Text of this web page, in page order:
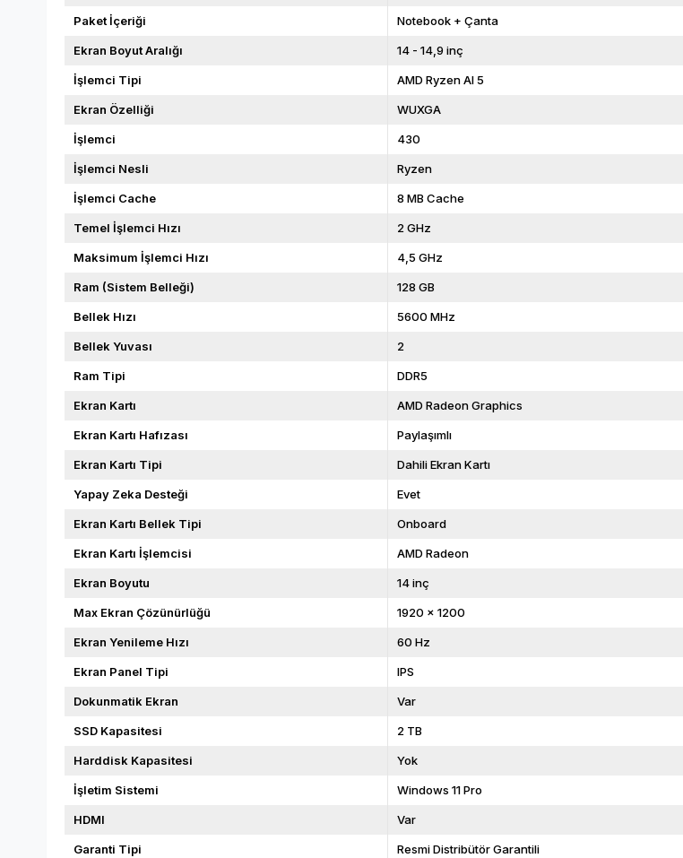
Paket İçeriği Notebook + Çanta
Ekran Boyut Aralığı 14 - 14,9 inç
İşlemci Tipi AMD Ryzen AI 5
Ekran Özelliği WUXGA
İşlemci 430
İşlemci Nesli Ryzen
İşlemci Cache 8 MB Cache
Temel İşlemci Hızı 2 GHz
Maksimum İşlemci Hızı 4,5 GHz
Ram (Sistem Belleği) 128 GB
Bellek Hızı 5600 MHz
Bellek Yuvası 2
Ram Tipi DDR5
Ekran Kartı AMD Radeon Graphics
Ekran Kartı Hafızası Paylaşımlı
Ekran Kartı Tipi Dahili Ekran Kartı
Yapay Zeka Desteği Evet
Ekran Kartı Bellek Tipi Onboard
Ekran Kartı İşlemcisi AMD Radeon
Ekran Boyutu 14 inç
Max Ekran Çözünürlüğü 1920 x 1200
Ekran Yenileme Hızı 60 Hz
Ekran Panel Tipi IPS
Dokunmatik Ekran Var
SSD Kapasitesi 2 TB
Harddisk Kapasitesi Yok
İşletim Sistemi Windows 11 Pro
HDMI Var
Garanti Tipi Resmi Distribütör Garantili